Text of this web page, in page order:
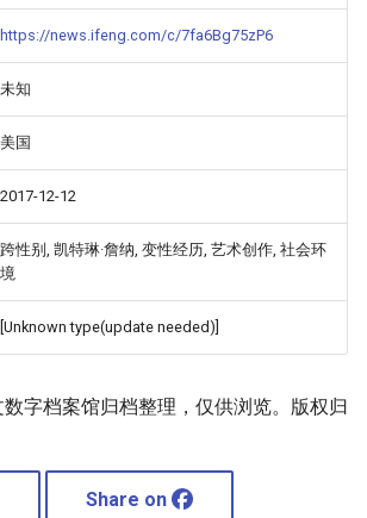
https://news.ifeng.com/c/7fa6Bg75zP6
未知
美国
2017-12-12
跨性别, 凯特琳·詹纳, 变性经历, 艺术创作, 社会环
境
[Unknown type(update needed)]
字档案馆归档整理，仅供浏览。版权归
Share on